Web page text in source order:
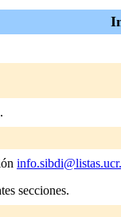
.
secciones.